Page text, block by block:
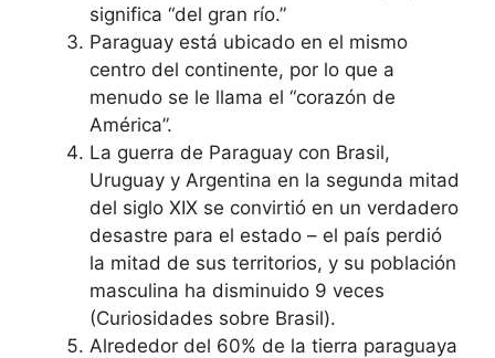
significa “del gran río.”
Paraguay está ubicado en el mismo
centro del continente, por lo que a
menudo se le llama el “corazón de
América”.
La guerra de Paraguay con Brasil,
Uruguay y Argentina en la segunda mitad
del siglo XIX se convirtió en un verdadero
desastre para el estado – el país perdió
la mitad de sus territorios, y su población
masculina ha disminuido 9 veces
(Curiosidades sobre Brasil).
Alrededor del 60% de la tierra paraguaya